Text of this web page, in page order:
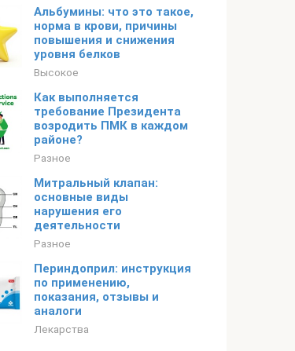
Альбумины: что это такое,
норма в крови, причины
повышения и снижения
уровня белков
Высокое
Как выполняется
требование Президента
возродить ПМК в каждом
районе?
Разное
Митральный клапан:
основные виды
нарушения его
деятельности
Разное
Периндоприл: инструкция
по применению,
показания, отзывы и
аналоги
Лекарства